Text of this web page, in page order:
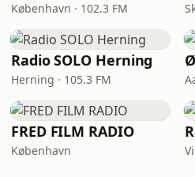
København · 102.3 FM
Radio SOLO Herning
Herning · 105.3 FM
FRED FILM RADIO
København